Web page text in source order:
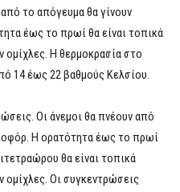
το απόγευμα θα γίνουν
έως το πρωί θα είναι τοπικά
ομίχλες. Η θερμοκρασία στο
14 έως 22 βαθμούς Κελσίου.
Οι άνεμοι θα πνέουν από
Η ορατότητα έως το πρωί
θα είναι τοπικά
ομίχλες. Οι συγκεντρώσεις